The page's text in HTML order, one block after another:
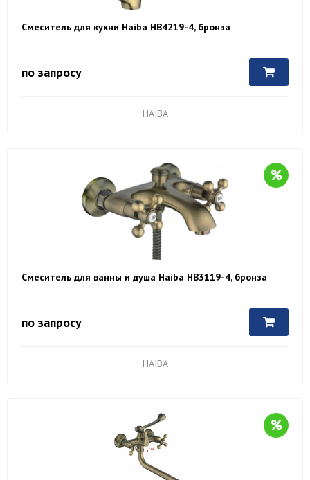
Смеситель для кухни Haiba HB4219-4, бронза
по запросу
HAIBA
Смеситель для ванны и душа Haiba HB3119-4, бронза
по запросу
HAIBA